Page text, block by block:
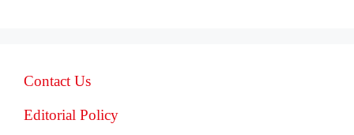
Contact Us
Editorial Policy